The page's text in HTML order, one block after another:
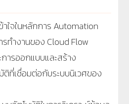
าใจในหลักการ Automation
รทำงานของ Cloud Flow
รออกแบบและสร้าง
ติที่เชื่อมต่อกับระบบนิเวศของ